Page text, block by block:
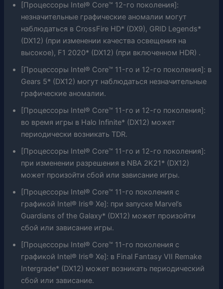
[Процессоры Intel® Core™ 12-го поколения]:
незначительные графические аномалии могут
наблюдаться в CrossFire HD* (DX9), GRID Legends*
(DX12) (при изменении качества освещения на
высокое), F1 2020* (DX12) (при включенном HDR) .
[Процессоры Intel® Core™ 11-го и 12-го поколения]: в
Gears 5* (DX12) могут наблюдаться незначительные
графические аномалии.
[Процессоры Intel® Core™ 11-го и 12-го поколения]:
во время игры в Halo Infinite* (DX12) может
периодически возникать TDR.
[Процессоры Intel® Core™ 11-го и 12-го поколения]:
при изменении разрешения в NBA 2K21* (DX12)
может произойти сбой или зависание игры.
[Процессоры Intel® Core™ 11-го поколения с
графикой Intel® Iris® Xe]: при запуске Marvel’s
Guardians of the Galaxy* (DX12) может произойти
сбой или зависание игры.
[Процессоры Intel® Core™ 11-го поколения с
графикой Intel® Iris® Xe]: в Final Fantasy VII Remake
Intergrade* (DX12) может возникать периодический
сбой или зависание.